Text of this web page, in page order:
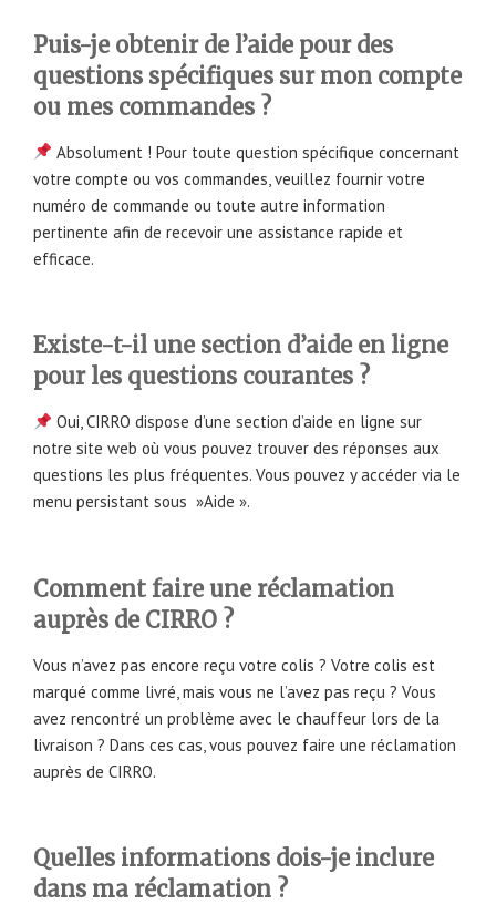
Puis-je obtenir de l’aide pour des
questions spécifiques sur mon compte
ou mes commandes ?
Absolument ! Pour toute question spécifique concernant
votre compte ou vos commandes, veuillez fournir votre
numéro de commande ou toute autre information
pertinente afin de recevoir une assistance rapide et
efficace.
Existe-t-il une section d’aide en ligne
pour les questions courantes ?
Oui, CIRRO dispose d’une section d’aide en ligne sur
notre site web où vous pouvez trouver des réponses aux
questions les plus fréquentes. Vous pouvez y accéder via le
menu persistant sous »Aide ».
Comment faire une réclamation
auprès de CIRRO ?
Vous n’avez pas encore reçu votre colis ? Votre colis est
marqué comme livré, mais vous ne l’avez pas reçu ? Vous
avez rencontré un problème avec le chauffeur lors de la
livraison ? Dans ces cas, vous pouvez faire une réclamation
auprès de CIRRO.
Quelles informations dois-je inclure
dans ma réclamation ?